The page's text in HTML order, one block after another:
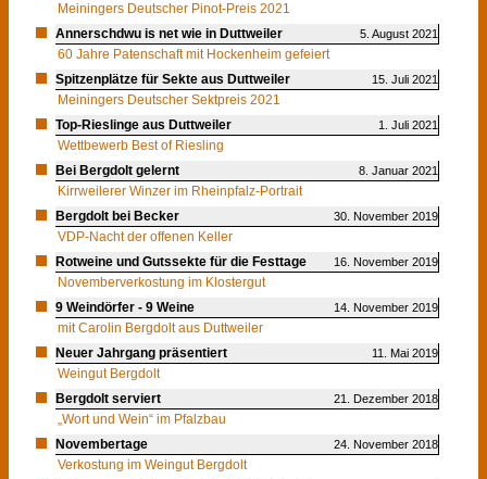
Meiningers Deutscher Pinot-Preis 2021
Annerschdwu is net wie in Duttweiler
5. August 2021
60 Jahre Patenschaft mit Hockenheim gefeiert
Spitzenplätze für Sekte aus Duttweiler
15. Juli 2021
Meiningers Deutscher Sektpreis 2021
Top-Rieslinge aus Duttweiler
1. Juli 2021
Wettbewerb Best of Riesling
Bei Bergdolt gelernt
8. Januar 2021
Kirrweilerer Winzer im Rheinpfalz-Portrait
Bergdolt bei Becker
30. November 2019
VDP-Nacht der offenen Keller
Rotweine und Gutssekte für die Festtage
16. November 2019
Novemberverkostung im Klostergut
9 Weindörfer - 9 Weine
14. November 2019
mit Carolin Bergdolt aus Duttweiler
Neuer Jahrgang präsentiert
11. Mai 2019
Weingut Bergdolt
Bergdolt serviert
21. Dezember 2018
„Wort und Wein“ im Pfalzbau
Novembertage
24. November 2018
Verkostung im Weingut Bergdolt